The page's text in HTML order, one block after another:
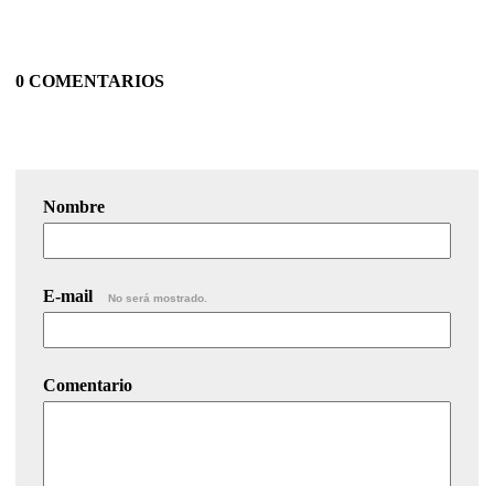
0 COMENTARIOS
Nombre
E-mail No será mostrado.
Comentario